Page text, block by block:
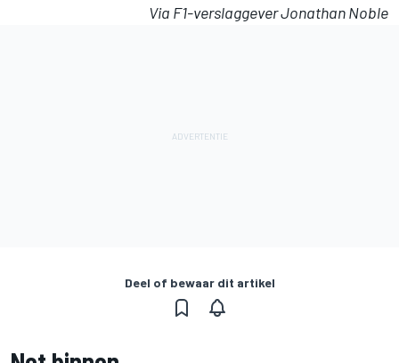
Via F1-verslaggever Jonathan Noble
Deel of bewaar dit artikel